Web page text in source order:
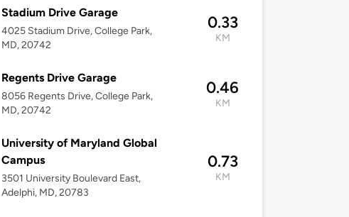
Stadium Drive Garage
4025 Stadium Drive, College Park,
MD, 20742
0.33
KM
Regents Drive Garage
8056 Regents Drive, College Park,
MD, 20742
0.46
KM
University of Maryland Global
Campus
3501 University Boulevard East,
Adelphi, MD, 20783
0.73
KM